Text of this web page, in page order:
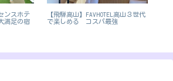
ンスホテ
満足の宿
【飛騨高山】FAVHOTEL高山３世代
で楽しめる コスパ最強